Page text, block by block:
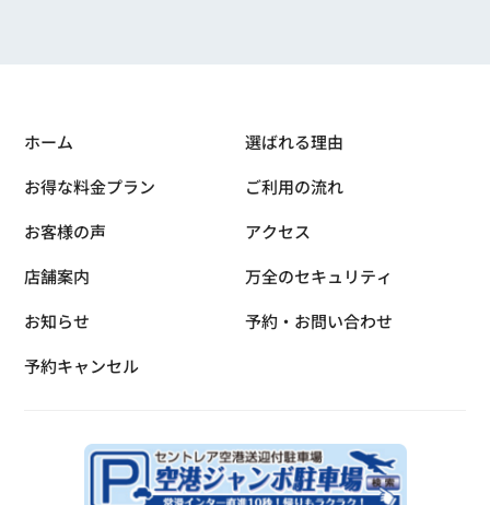
ホーム
選ばれる理由
お得な料金プラン
ご利用の流れ
お客様の声
アクセス
店舗案内
万全のセキュリティ
お知らせ
予約・お問い合わせ
予約キャンセル